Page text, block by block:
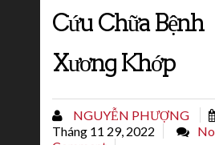
Cứu Chữa Bệnh
Xương Khớp
NGUYỄN PHƯỢNG
Tháng 11 29, 2022
No